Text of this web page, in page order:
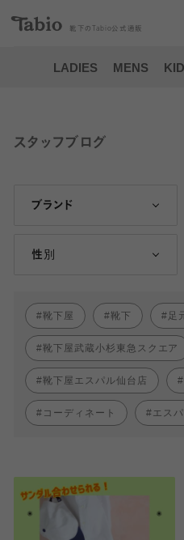
靴下の Tabio 公式通販
LADIES MENS
スタッフブログ
ブランド
性別
靴下屋 靴下 足
靴下屋武蔵小杉東急スクエア
靴下屋エスパル仙台店
コーディネート エス